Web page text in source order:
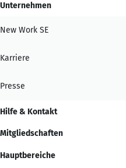
Unternehmen
New Work SE
Karriere
Presse
Hilfe & Kontakt
Mitgliedschaften
Hauptbereiche